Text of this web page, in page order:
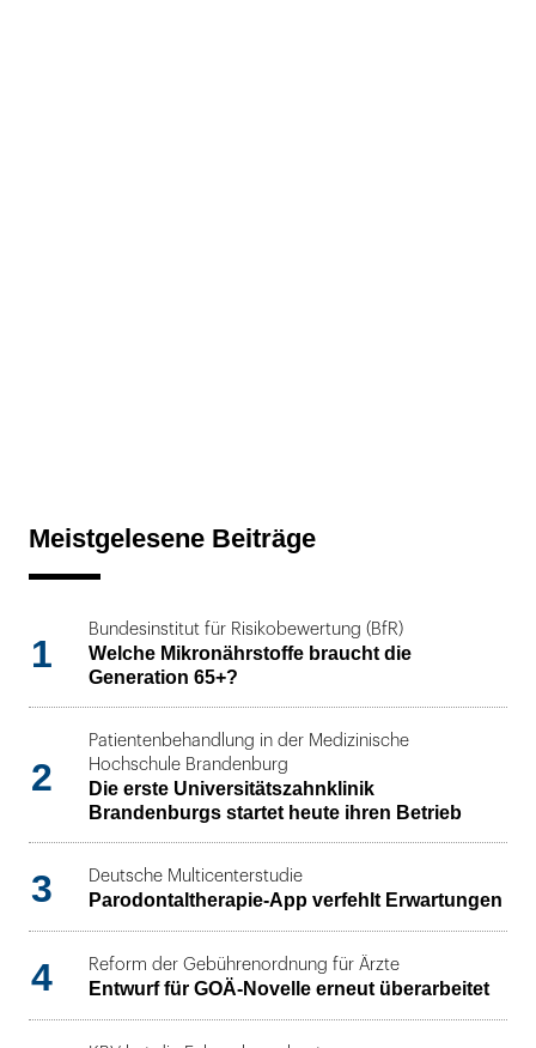
Meistgelesene Beiträge
1
Bundesinstitut für Risikobewertung (BfR)
Welche Mikronährstoffe braucht die
Generation 65+?
2
Patientenbehandlung in der Medizinische
Hochschule Brandenburg
Die erste Universitätszahnklinik
Brandenburgs startet heute ihren Betrieb
3 Deutsche Multicenterstudie
Parodontaltherapie-App verfehlt Erwartungen
4 Reform der Gebührenordnung für Ärzte
Entwurf für GOÄ-Novelle erneut überarbeitet